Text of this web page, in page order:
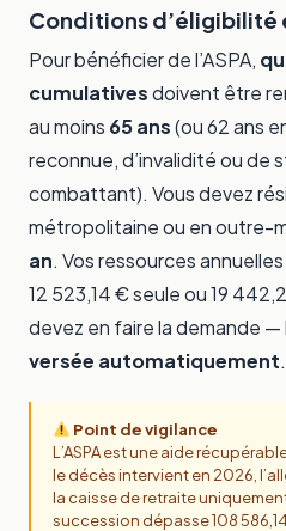
Conditions d’éligibilité
Pour bénéficier de l’ASPA,
cumulativesdoivent être
au moins 65 ans(ou 62 ans
reconnue, d’invalidité ou de
combattant). Vous devez
métropolitaine ou en outre-
an. Vos ressources
12 523,14 € seule ou 19
devez en faire la demande —
versée automatiquement.
Point de vigilance
L’ASPA est une aide
le décès intervient en 2026,
la caisse de retraite
succession dépasse 108